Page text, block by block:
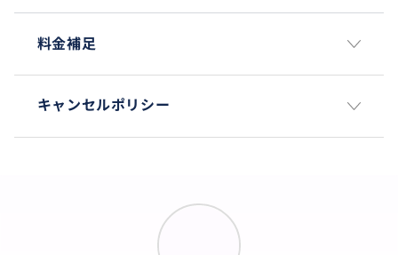
料金補足
キャンセルポリシー